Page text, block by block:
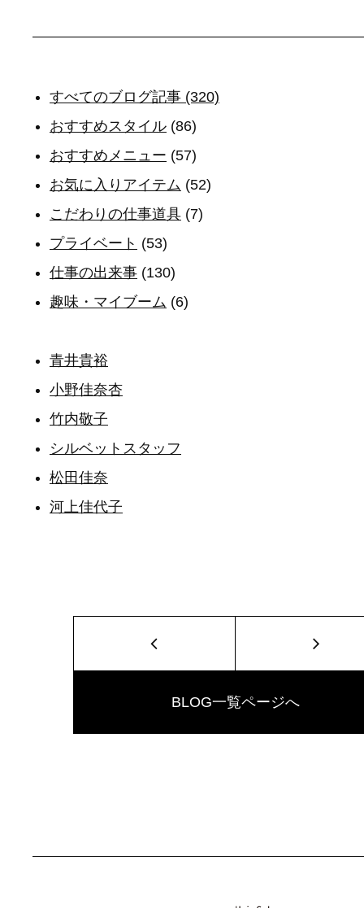
すべてのブログ記事 (320)
おすすめスタイル (86)
おすすめメニュー (57)
お気に入りアイテム (52)
こだわりの仕事道具 (7)
プライベート (53)
仕事の出来事 (130)
趣味・マイブーム (6)
青井貴裕
小野佳奈杏
竹内敬子
シルベットスタッフ
松田佳奈
河上佳代子
BLOG一覧ページへ